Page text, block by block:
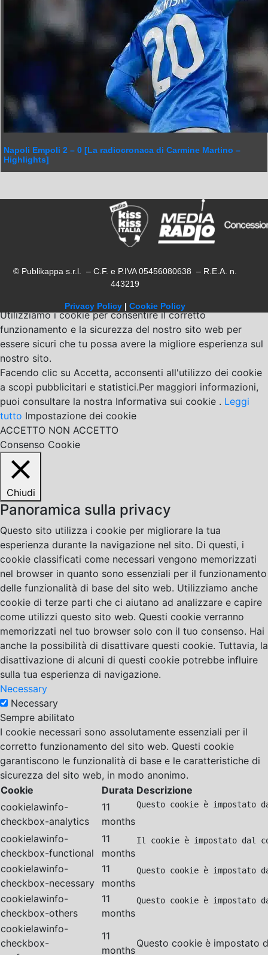
Napoli Empoli 2 – 0 [La radiocronaca di Carmine Martino –
Highlights]
© Publikappa s.r.l. – C.F. e P.IVA 05456080638 – R.E.A. n.
443219
Privacy Policy | Cookie Policy
Utilizziamo i cookie per consentire il corretto
funzionamento e la sicurezza del nostro sito web per
essere sicuri che tu possa avere la migliore esperienza sul
nostro sito.
Facendo clic su Accetta, acconsenti all'utilizzo dei cookie
a scopi pubblicitari e statistici.Per maggiori informazioni,
puoi consultare la nostra Informativa sui cookie . Leggi
tutto Impostazione dei cookie
ACCETTO NON ACCETTO
Consenso Cookie
Chiudi
Panoramica sulla privacy
Questo sito utilizza i cookie per migliorare la tua
esperienza durante la navigazione nel sito. Di questi, i
cookie classificati come necessari vengono memorizzati
nel browser in quanto sono essenziali per il funzionamento
delle funzionalità di base del sito web. Utilizziamo anche
cookie di terze parti che ci aiutano ad analizzare e capire
come utilizzi questo sito web. Questi cookie verranno
memorizzati nel tuo browser solo con il tuo consenso. Hai
anche la possibilità di disattivare questi cookie. Tuttavia, la
disattivazione di alcuni di questi cookie potrebbe influire
sulla tua esperienza di navigazione.
Necessary
Necessary
Sempre abilitato
I cookie necessari sono assolutamente essenziali per il
corretto funzionamento del sito web. Questi cookie
garantiscono le funzionalità di base e le caratteristiche di
sicurezza del sito web, in modo anonimo.
Cookie
Durata Descrizione
cookielawinfo-
checkbox-analytics
11
months
Questo cookie è
cookielawinfo-
checkbox-functional
11
months
Il cookie è impostato dal
cookielawinfo-
checkbox-necessary
11
months
Questo cookie è impostato
cookielawinfo-
checkbox-others
11
months
Questo cookie è
cookielawinfo-
checkbox-
11
months
Questo cookie è impostato